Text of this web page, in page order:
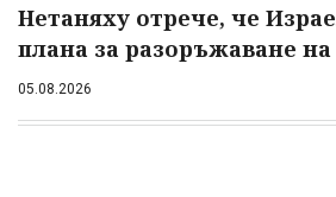
Нетаняху отрече, че
плана за разоръжаване на
05.08.2026